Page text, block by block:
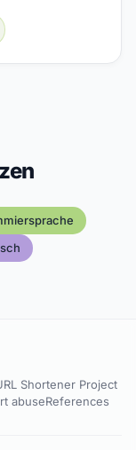
Shortener Project
abuseReferences